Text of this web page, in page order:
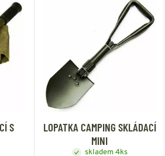
S
LOPATKA CAMPING SKLÁDACÍ
MINI
skladem 4ks